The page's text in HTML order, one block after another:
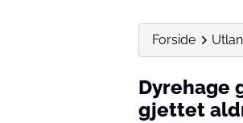
Forside
Dyrehage
gjettet